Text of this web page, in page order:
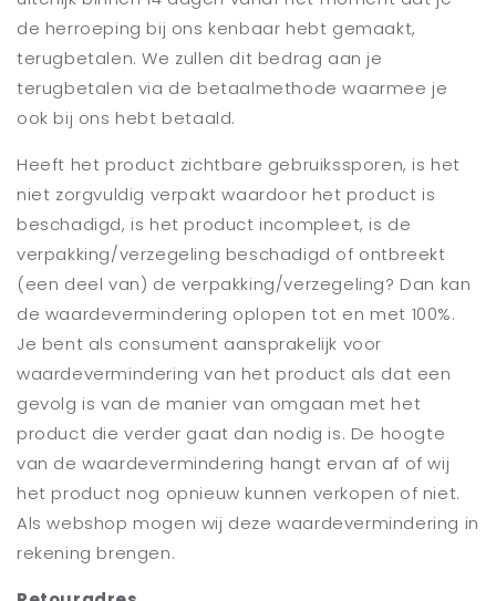
de herroeping bij ons kenbaar hebt gemaakt,
terugbetalen. We zullen dit bedrag aan je
terugbetalen via de betaalmethode waarmee je
ook bij ons hebt betaald.
Heeft het product zichtbare gebruikssporen, is het
niet zorgvuldig verpakt waardoor het product is
beschadigd, is het product incompleet, is de
verpakking/verzegeling beschadigd of ontbreekt
(een deel van) de verpakking/verzegeling? Dan kan
de waardevermindering oplopen tot en met 100%.
Je bent als consument aansprakelijk voor
waardevermindering van het product als dat een
gevolg is van de manier van omgaan met het
product die verder gaat dan nodig is. De hoogte
van de waardevermindering hangt ervan af of wij
het product nog opnieuw kunnen verkopen of niet.
Als webshop mogen wij deze waardevermindering in
rekening brengen.